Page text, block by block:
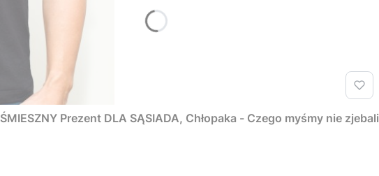
Prezent DLA SĄSIADA, Chłopaka - Czego myśmy nie zjebali